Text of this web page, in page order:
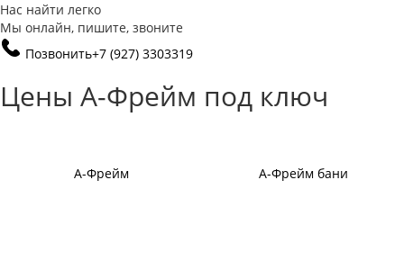
Нас найти легко
Мы онлайн, пишите, звоните
Позвонить+7 (927) 3303319
Цены А-Фрейм под ключ
А-Фрейм А-Фрейм бани